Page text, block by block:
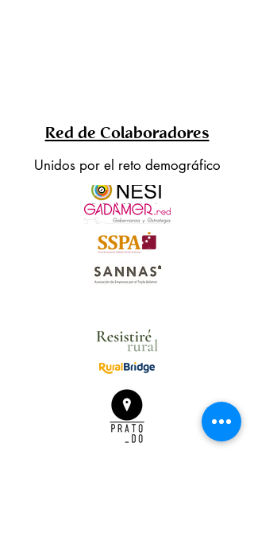
Red de Colaboradores
Unidos por el reto demográfico